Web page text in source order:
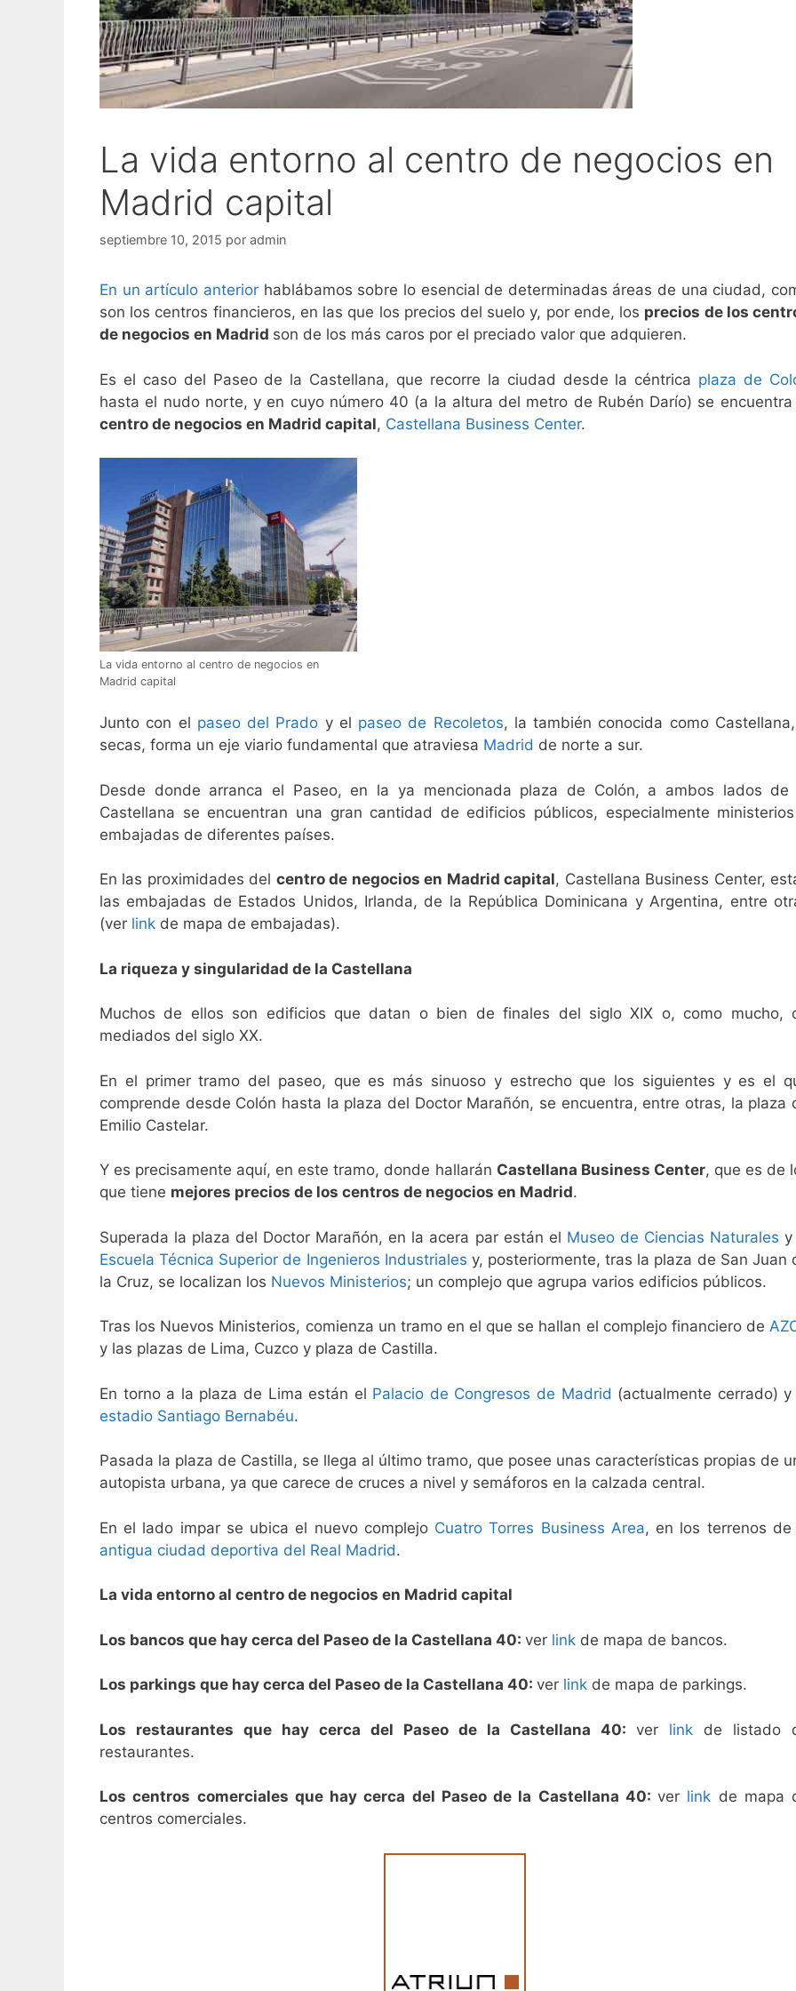
La vida entorno al centro de negocios en
Madrid capital
septiembre 10, 2015 por admin
En un artículo anteriorhablábamos sobre lo esencial de determinadas áreas de una ciudad,
son los centros financieros, en las que los precios del suelo y, por ende, los precios de los
de negocios en Madrid son de los más caros por el preciado valor que adquieren.
Es el caso del Paseo de la Castellana, que recorre la ciudad desde la céntrica plaza de
hasta el nudo norte, y en cuyo número 40 (a la altura del metro de Rubén Darío) se encuentra
centro de negocios en Madrid capital, Castellana Business Center.
La vida entorno al centro de negocios en
Madrid capital
Junto con el paseo del Prado y el paseo de Recoletos, la también conocida como
secas, forma un eje viario fundamental que atraviesa Madrid de norte a sur.
Desde donde arranca el Paseo, en la ya mencionada plaza de Colón, a ambos lados de
Castellana se encuentran una gran cantidad de edificios públicos, especialmente
embajadas de diferentes países.
En las proximidades del centro de negocios en Madrid capital, Castellana Business Center,
las embajadas de Estados Unidos, Irlanda, de la República Dominicana y Argentina, entre
(ver link de mapa de embajadas).
La riqueza y singularidad de la Castellana
Muchos de ellos son edificios que datan o bien de finales del siglo XIX o, como mucho,
mediados del siglo XX.
En el primer tramo del paseo, que es más sinuoso y estrecho que los siguientes y es el
comprende desde Colón hasta la plaza del Doctor Marañón, se encuentra, entre otras, la plaza
Emilio Castelar.
Y es precisamente aquí, en este tramo, donde hallarán Castellana Business Center, que es de
que tiene mejores precios de los centros de negocios en Madrid.
Superada la plaza del Doctor Marañón, en la acera par están el Museo de Ciencias Naturales y
Escuela Técnica Superior de Ingenieros Industriales y, posteriormente, tras la plaza de San Juan
la Cruz, se localizan los Nuevos Ministerios; un complejo que agrupa varios edificios públicos.
Tras los Nuevos Ministerios, comienza un tramo en el que se hallan el complejo financiero de
y las plazas de Lima, Cuzco y plaza de Castilla.
En torno a la plaza de Lima están el Palacio de Congresos de Madrid (actualmente cerrado) y
estadio Santiago Bernabéu.
Pasada la plaza de Castilla, se llega al último tramo, que posee unas características propias de
autopista urbana, ya que carece de cruces a nivel y semáforos en la calzada central.
En el lado impar se ubica el nuevo complejo Cuatro Torres Business Area, en los terrenos de
antigua ciudad deportiva del Real Madrid.
La vida entorno al centro de negocios en Madrid capital
Los bancos que hay cerca del Paseo de la Castellana 40: ver link de mapa de bancos.
Los parkings que hay cerca del Paseo de la Castellana 40: ver link de mapa de parkings.
Los restaurantes que hay cerca del Paseo de la Castellana 40: ver link de listado
restaurantes.
Los centros comerciales que hay cerca del Paseo de la Castellana 40: ver link de mapa
centros comerciales.